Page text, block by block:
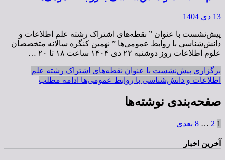
13 دی 1404
پیش‌نشست با عنوان ” نقطه‌های اشتراک رشته علم اطلاعات و
دانش‌شناسی با روابط عمومی‌ها ” نهمین کنگره سالانه متخصصان
علوم اطلاعات روز دوشنبه ۲۲ دی ۱۴۰۴ ساعت ۱۸ تا ۲۰ …
برگزاری پیش‌نشست با عنوان نقطه‌های اشتراک رشته علم
اطلاعات و دانش‌شناسی با روابط عمومی‌ها ادامه مطلب
صفحه‌بندی نوشته‌ها
1
2
…
8 بعدی
آخرین اخبار